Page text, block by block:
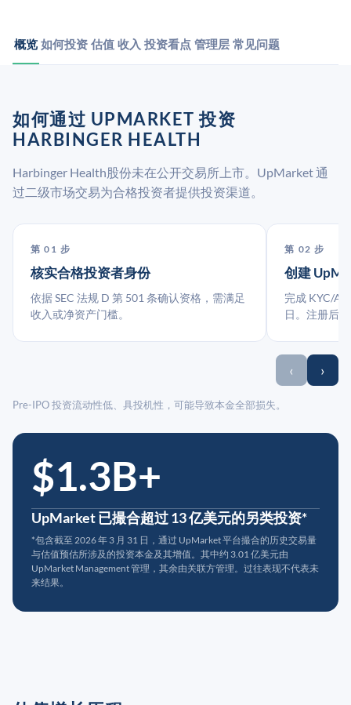
概览 如何投资 估值 收入 投资看点 管理层 常见问题
如何通过 UPMARKET 投资
HARBINGER HEALTH
Harbinger Health股份未在公开交易所上市。UpMarket 通
过二级市场交易为合格投资者提供投资渠道。
第 01 步
核实合格投资者身份
依据 SEC 法规 D 第 501 条确认资格，需满足
收入或净资产门槛。
第 02 步
创建
完成 KYC/
日。注册后
‹ ›
Pre-IPO 投资流动性低、具投机性，可能导致本金全部损失。
$1.3B+
UpMarket 已撮合超过 13 亿美元的另类投资*
*包含截至 2026 年 3 月 31 日，通过 UpMarket 平台撮合的历史交易量
与估值预估所涉及的投资本金及其增值。其中约 3.01 亿美元由
UpMarket Management 管理，其余由关联方管理。过往表现不代表未
来结果。